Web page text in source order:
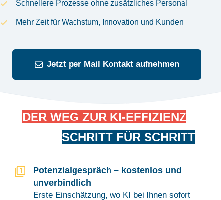
Schnellere Prozesse ohne zusätzliches Personal
Mehr Zeit für Wachstum, Innovation und Kunden
Jetzt per Mail Kontakt aufnehmen
DER WEG ZUR KI-EFFIZIENZ
SCHRITT FÜR SCHRITT
Potenzialgespräch – kostenlos und
unverbindlich
Erste Einschätzung, wo KI bei Ihnen sofort